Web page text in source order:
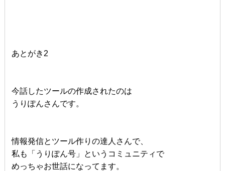
あとがき2
今話したツールの作成されたのは
うりぽんさんです。
情報発信とツール作りの達人さんで、
私も「うりぽん号」というコミュニティで
めっちゃお世話になってます。